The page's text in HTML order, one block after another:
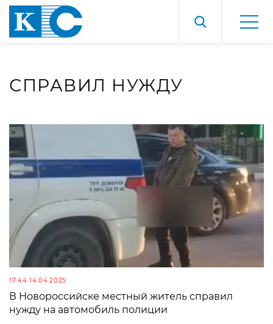
СПРАВИЛ НУЖДУ
17:44 14.04.2025
В Новороссийске местный житель справил
нужду на автомобиль полиции